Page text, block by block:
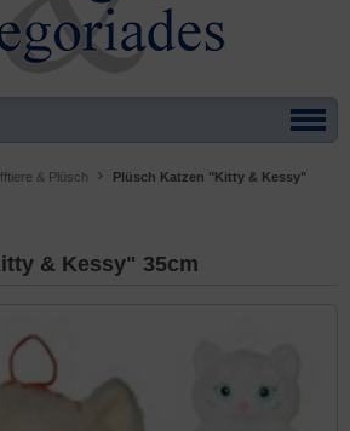
& Plüsch
Plüsch Katzen "Kitty & Kessy"
& Kessy" 35cm